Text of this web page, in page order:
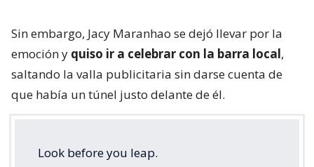
Sin embargo, Jacy Maranhao se dejó llevar por la
emoción y quiso ir a celebrar con la barra local,
saltando la valla publicitaria sin darse cuenta de
que había un túnel justo delante de él.
Look before you leap.